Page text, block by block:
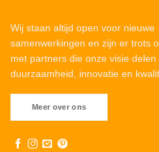
Wij staan altijd open voor nieuwe
samenwerkingen en zijn er trots
met partners die onze visie delen
duurzaamheid, innovatie en
Meer over ons